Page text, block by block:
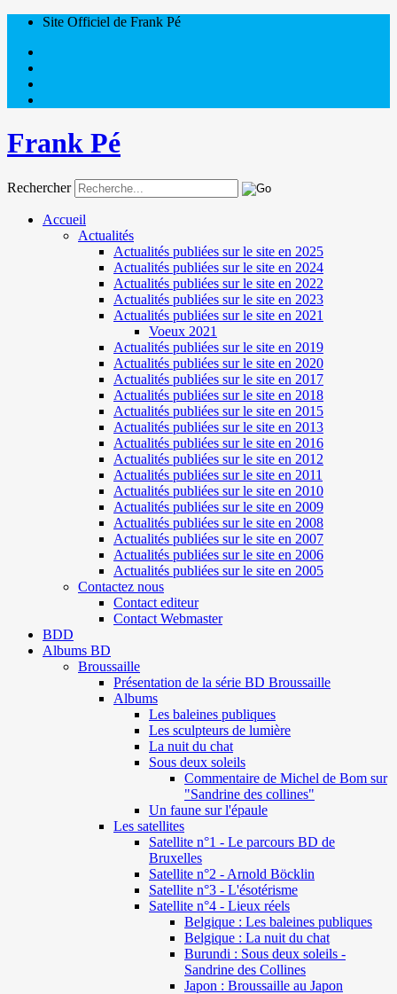
Site Officiel de Frank Pé
Frank Pé
Rechercher
Accueil
Actualités
Actualités publiées sur le site en 2025
Actualités publiées sur le site en 2024
Actualités publiées sur le site en 2022
Actualités publiées sur le site en 2023
Actualités publiées sur le site en 2021
Voeux 2021
Actualités publiées sur le site en 2019
Actualités publiées sur le site en 2020
Actualités publiées sur le site en 2017
Actualités publiées sur le site en 2018
Actualités publiées sur le site en 2015
Actualités publiées sur le site en 2013
Actualités publiées sur le site en 2016
Actualités publiées sur le site en 2012
Actualités publiées sur le site en 2011
Actualités publiées sur le site en 2010
Actualités publiées sur le site en 2009
Actualités publiées sur le site en 2008
Actualités publiées sur le site en 2007
Actualités publiées sur le site en 2006
Actualités publiées sur le site en 2005
Contactez nous
Contact editeur
Contact Webmaster
BDD
Albums BD
Broussaille
Présentation de la série BD Broussaille
Albums
Les baleines publiques
Les sculpteurs de lumière
La nuit du chat
Sous deux soleils
Commentaire de Michel de Bom sur
"Sandrine des collines"
Un faune sur l'épaule
Les satellites
Satellite n°1 - Le parcours BD de
Bruxelles
Satellite n°2 - Arnold Böcklin
Satellite n°3 - L'ésotérisme
Satellite n°4 - Lieux réels
Belgique : Les baleines publiques
Belgique : La nuit du chat
Burundi : Sous deux soleils -
Sandrine des Collines
Japon : Broussaille au Japon